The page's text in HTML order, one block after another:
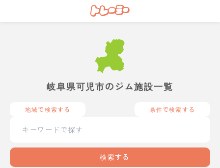
岐阜県可児市のジム施設一覧
地域で検索する 条件で検索する
検索する